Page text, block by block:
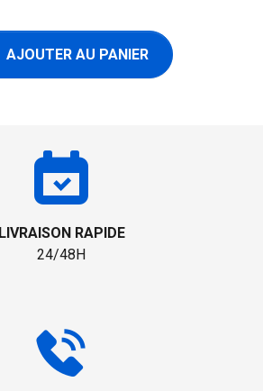
AJOUTER AU PANIER
LIVRAISON RAPIDE
24/48H